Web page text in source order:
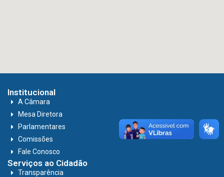
Institucional
A Câmara
Mesa Diretora
Parlamentares
Comissões
Fale Conosco
Serviços ao Cidadão
Transparência